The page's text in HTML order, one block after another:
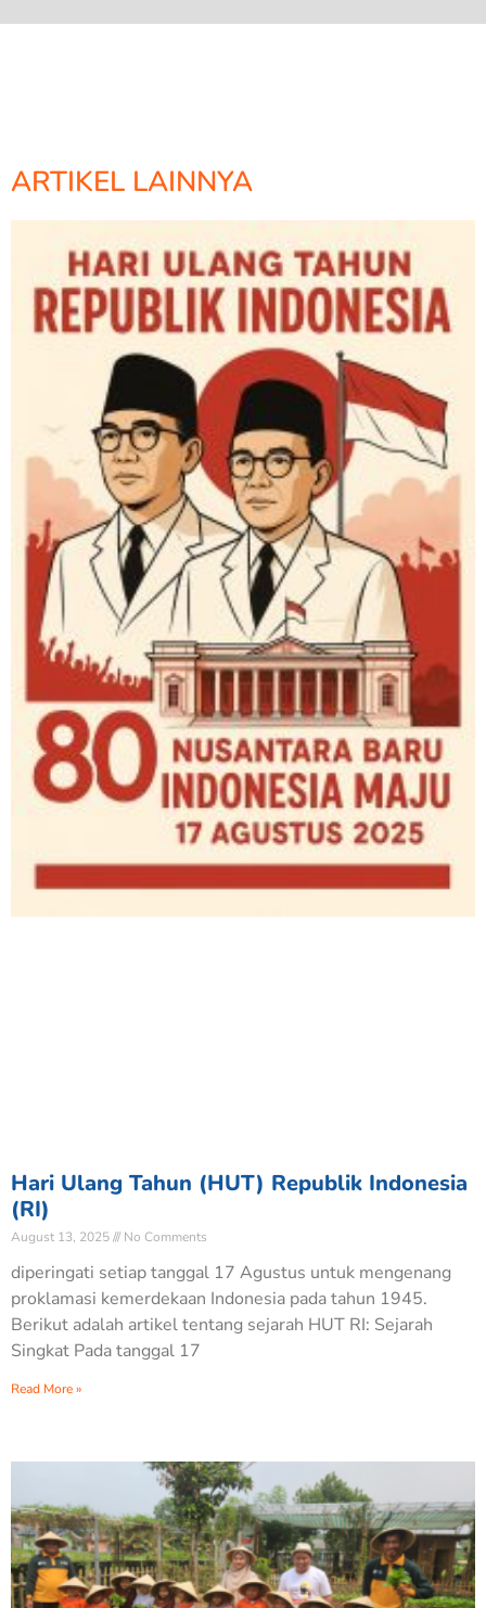
ARTIKEL LAINNYA
Hari Ulang Tahun (HUT) Republik Indonesia
(RI)
August 13, 2025 No Comments
diperingati setiap tanggal 17 Agustus untuk mengenang
proklamasi kemerdekaan Indonesia pada tahun 1945.
Berikut adalah artikel tentang sejarah HUT RI: Sejarah
Singkat Pada tanggal 17
Read More »